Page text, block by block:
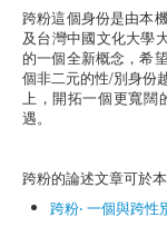
跨粉這個身份是由本
及台灣中國文化大學
的一個全新概念，希
個非二元的性/別身份
上，開拓一個更寬闊
遇。
跨粉的論述文章可於
跨粉‧ 一個與跨